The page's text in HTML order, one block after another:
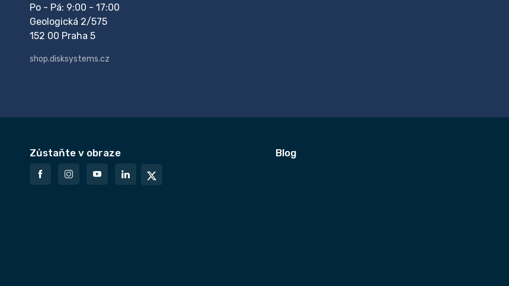
Po - Pá: 9:00 - 17:00
Geologická 2/575
152 00 Praha 5
shop.disksystems.cz
Zůstaňte v obraze Blog